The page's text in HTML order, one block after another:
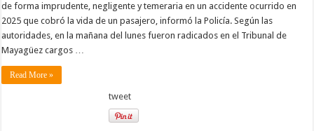
de forma imprudente, negligente y temeraria en un accidente ocurrido en
2025 que cobró la vida de un pasajero, informó la Policía. Según las
autoridades, en la mañana del lunes fueron radicados en el Tribunal de
Mayagüez cargos …
Read More »
tweet